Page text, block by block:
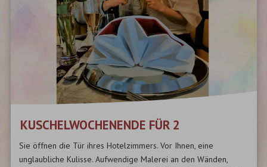
KUSCHELWOCHENENDE FÜR 2
Sie öffnen die Tür ihres Hotelzimmers. Vor Ihnen, eine
unglaubliche Kulisse. Aufwendige Malerei an den Wänden,